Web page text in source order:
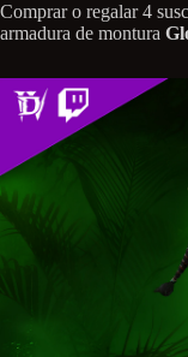
Comprar o regalar 4
armadura de montura